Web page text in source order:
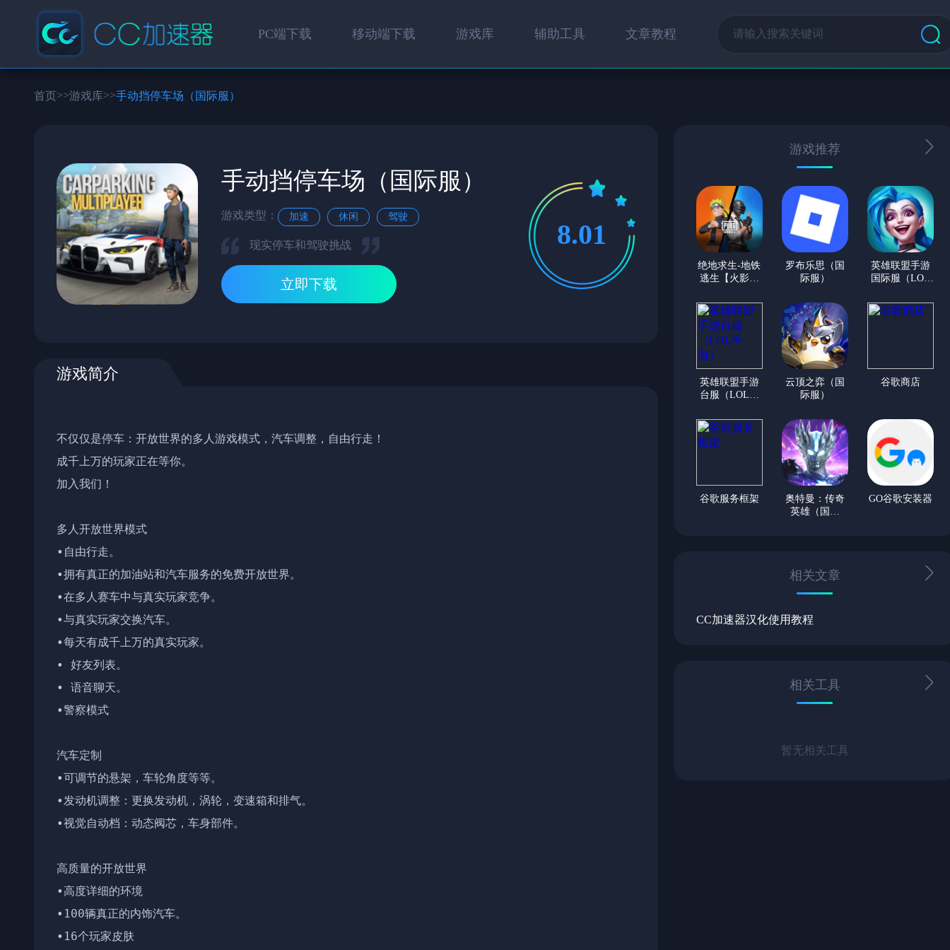
PC端下载 移动端下载 游戏库 辅助工具 文章教程
首页>>游戏库>>手动挡停车场（国际服）
手动挡停车场（国际服）
游戏类型： 加速 休闲 驾驶
现实停车和驾驶挑战
立即下载
8.01
游戏简介
不仅仅是停车：开放世界的多人游戏模式，汽车调整，自由行走！
成千上万的玩家正在等你。
加入我们！
多人开放世界模式
•自由行走。
•拥有真正的加油站和汽车服务的免费开放世界。
•在多人赛车中与真实玩家竞争。
•与真实玩家交换汽车。
•每天有成千上万的真实玩家。
• 好友列表。
• 语音聊天。
•警察模式
汽车定制
•可调节的悬架，车轮角度等等。
•发动机调整：更换发动机，涡轮，变速箱和排气。
•视觉自动档：动态阀芯，车身部件。
高质量的开放世界
•高度详细的环境
•100辆真正的内饰汽车。
•16个玩家皮肤
游戏推荐
绝地求生-地铁
逃生【火影忍
服)
罗布乐思（国
际服）
英雄联盟手游
国际服（LOL
英雄联盟手游
台服（LOL手
云顶之弈（国
际服）
谷歌商店
谷歌服务框架
奥特曼：传奇
英雄（国际
GO谷歌安装器
相关文章
CC加速器汉化使用教程
相关工具
暂无相关工具